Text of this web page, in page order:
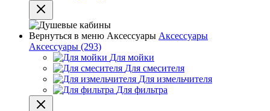
Вернуться в меню Аксессуары Аксессуары
Аксессуары (293)
Для мойки
Для смесителя
Для измельчителя
Для фильтра